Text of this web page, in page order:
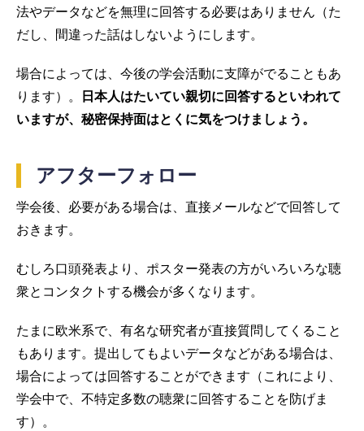
法やデータなどを無理に回答する必要はありません（た
だし、間違った話はしないようにします。
場合によっては、今後の学会活動に支障がでることもあ
ります）。
日本人はたいてい親切に回答するといわれて
いますが、秘密保持面はとくに気をつけましょう。
アフターフォロー
学会後、必要がある場合は、直接メールなどで回答して
おきます。
むしろ口頭発表より、ポスター発表の方がいろいろな聴
衆とコンタクトする機会が多くなります。
たまに欧米系で、有名な研究者が直接質問してくること
もあります。提出してもよいデータなどがある場合は、
場合によっては回答することができます（これにより、
学会中で、不特定多数の聴衆に回答することを防げま
す）。